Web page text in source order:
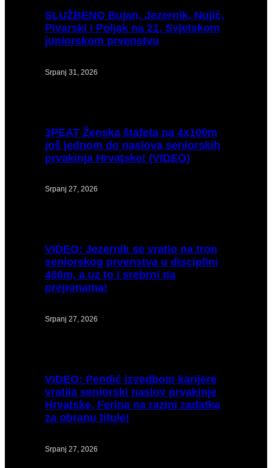
SLUŽBENO Bujan, Jezernik, Nujić,
Pivarski i Poljak na 21. Svjetskom
juniorskom prvenstvu
Srpanj 31, 2026
3PEAT Ženska štafeta na 4x100m
još jednom do naslova seniorskih
prvakinja Hrvatske! (VIDEO)
Srpanj 27, 2026
VIDEO: Jezernik se vratio na tron
seniorskog prvenstva u disciplini
400m, a uz to i srebrni na
preponama!
Srpanj 27, 2026
VIDEO: Pendić izvedbom karijere
vratila seniorski naslov prvakinje
Hrvatske, Ferina na razini zadatka
za obranu titule!
Srpanj 27, 2026